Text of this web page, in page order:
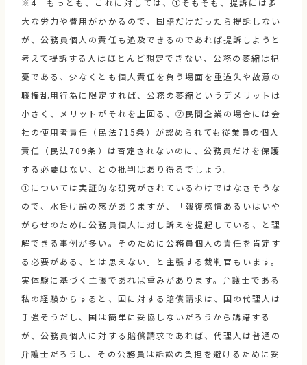
※4 もっとも、これに対しては、①そもそも、提訴には多
大な労力や費用がかかるので、国賠だけだったら提訴しない
が、公務員個人の責任も追及できるのであれば提訴しようと
考えて提訴する人はほとんど想定できない、公務の萎縮は杞
憂である、少なくとも個人責任を負う場面を重過失や故意の
職権乱用行為に限定すれば、公務の萎縮というデメリットは
小さく、メリットがそれを上回る、②民間企業の場合には会
社の使用者責任（民法715条）が認められても従業員の個人
責任（民法709条）は否定されないのに、公務員だけを保護
する必要はない、との批判はあり得るでしょう。
①については実証的な研究がされているわけではなさそうな
ので、水掛け論の感がありますが、「報復感情あるいはいや
がらせのために公務員個人に対し訴えを提起している、と理
解できる事例が多い。そのために公務員個人の責任を肯定す
る必要がある、とは思えない」と主張する裁判官もいます。
実体験に基づく主張であれば重みがあります。弁護士である
私の経験からすると、国に対する賠償請求は、国の代理人は
手強そうだし、国は簡単に妥協しないだろうから躊躇する
が、公務員個人に対する賠償請求であれば、代理人は普通の
弁護士だろうし、その公務員は訴訟の負担を避けるために妥